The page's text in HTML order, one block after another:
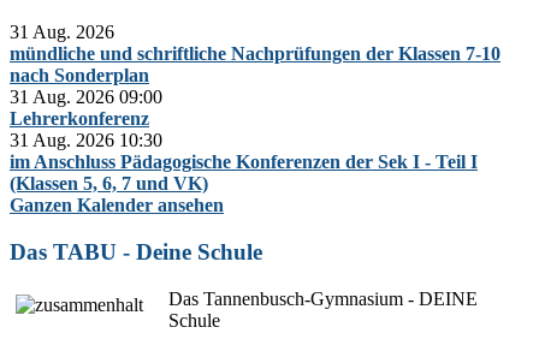
31 Aug. 2026
mündliche und schriftliche Nachprüfungen der Klassen 7-10
nach Sonderplan
31 Aug. 2026 09:00
Lehrerkonferenz
31 Aug. 2026 10:30
im Anschluss Pädagogische Konferenzen der Sek I - Teil I
(Klassen 5, 6, 7 und VK)
Ganzen Kalender ansehen
Das TABU - Deine Schule
Das Tannenbusch-Gymnasium - DEINE
Schule